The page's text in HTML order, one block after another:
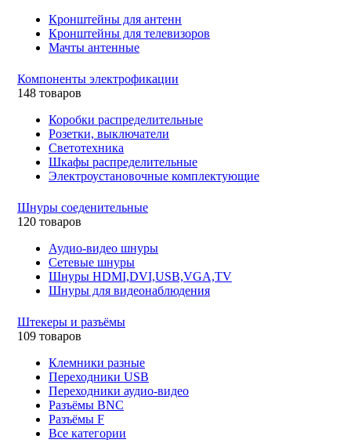
Кронштейны для антенн
Кронштейны для телевизоров
Мачты антенные
Компоненты электрофикации
148 товаров
Коробки распределительные
Розетки, выключатели
Светотехника
Шкафы распределительные
Электроустановочные комплектующие
Шнуры соеденительные
120 товаров
Аудио-видео шнуры
Сетевые шнуры
Шнуры HDMI,DVI,USB,VGA,TV
Шнуры для видеонаблюдения
Штекеры и разъёмы
109 товаров
Клемники разные
Переходники USB
Переходники аудио-видео
Разъёмы BNC
Разъёмы F
Все категории